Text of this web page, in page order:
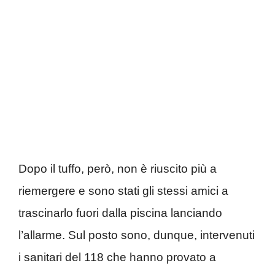
Dopo il tuffo, però, non è riuscito più a
riemergere e sono stati gli stessi amici a
trascinarlo fuori dalla piscina lanciando
l’allarme. Sul posto sono, dunque, intervenuti
i sanitari del 118 che hanno provato a